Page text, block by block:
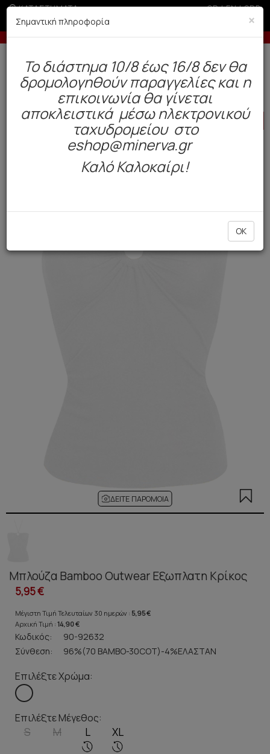
ΚΑΤΑΣΤΗΜΑΤΑ GR|EN|SRB
-10% σε παραγγελίες άνω των 200€
Δωρεάν αποστολή άνω των 49€. Παράδοση σε 3-5 εργάσιμες.
BAZAAR Γυναίκα Ρούχα
HOT
ΔΕΊΤΕ ΠΑΡΌΜΟΙΑ
Μπλούζα Bamboo Outwear Εξωπλατη Κρίκος
5,95 €
Μέγιστη Τιμή Τελευταίων 30 ημερών : 5,95 €
Αρχική Τιμή : 14,90 €
Κωδικός:
90-92632
Σύνθεση:
96%(70 ΒΑΜΒΟ-30COT)-4%ΕΛΑΣΤΑΝ
Επιλέξτε Χρώμα:
Επιλέξτε Μέγεθος:
S M L XL
×
Σημαντική πληροφορία
To διάστημα 10/8 έως 16/8 δεν θα
δρομολογηθούν παραγγελίες και η
επικοινωνία θα γίνεται
αποκλειστικά μέσω ηλεκτρονικού
ταχυδρομείου στο
eshop@minerva.gr
Καλό Καλοκαίρι!
OK